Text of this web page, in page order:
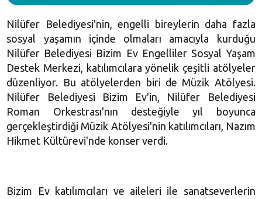
Nilüfer Belediyesi'nin, engelli bireylerin daha fazla
sosyal yaşamın içinde olmaları amacıyla kurduğu
Nilüfer Belediyesi Bizim Ev Engelliler Sosyal Yaşam
Destek Merkezi, katılımcılara yönelik çeşitli atölyeler
düzenliyor. Bu atölyelerden biri de Müzik Atölyesi.
Nilüfer Belediyesi Bizim Ev'in, Nilüfer Belediyesi
Roman Orkestrası'nın desteğiyle yıl boyunca
gerçekleştirdiği Müzik Atölyesi'nin katılımcıları, Nazım
Hikmet Kültürevi'nde konser verdi.
Bizim Ev katılımcıları ve aileleri ile sanatseverlerin